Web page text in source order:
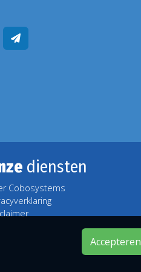
diensten
Cobosystems
Accepteren